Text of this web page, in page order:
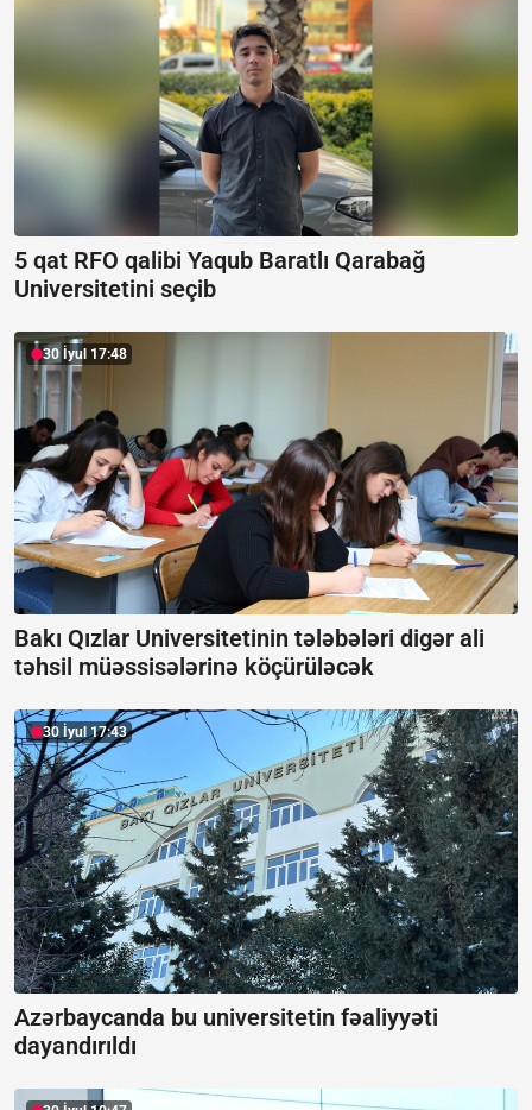
5 qat RFO qalibi Yaqub Baratlı Qarabağ
Universitetini seçib
30 İyul 17:48
Bakı Qızlar Universitetinin tələbələri digər ali
təhsil müəssisələrinə köçürüləcək
30 İyul 17:43
Azərbaycanda bu universitetin fəaliyyəti
dayandırıldı